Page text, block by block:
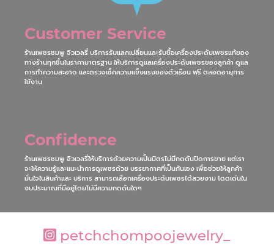
ร้านเพชรชมพู จิวเวลรี่ บริการรับแลกเปลี่ยนและรับซื้อเครื่องประดับเพชรแท้ของ
ทางร้านทุกชิ้นในราคามาตรฐาน ให้บริการดูแลเครื่องประดับเพชรของลูกค้า ดูแล
การทำความสะอาด และตรวจเช็คความแข็งแรงของตัวเรือน ฟรี ตลอดอายุการ
ใข้งาน
Confidence